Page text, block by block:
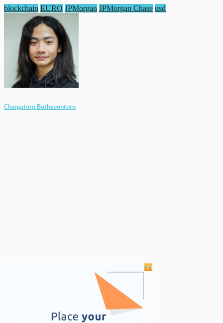
blockchain EURO JPMorgan JPMorgan Chase usd
Chaiyatorn Buthsoontorn